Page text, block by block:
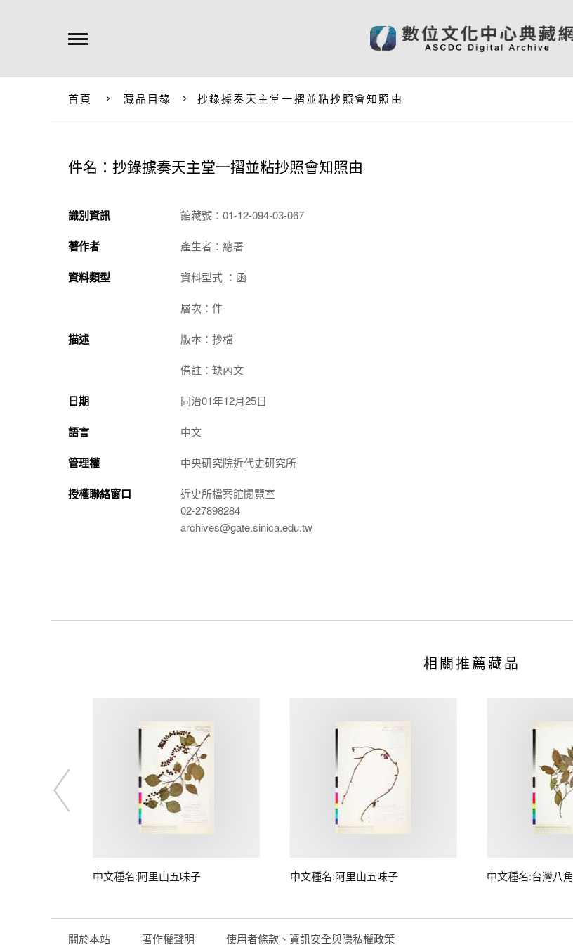
首頁 藏品目錄 抄錄據奏天主堂一摺並粘抄照會知照由
件名：抄錄據奏天主堂一摺並粘抄照會知照由
識別資訊 館藏號：01-12-094-03-067
著作者 產生者：總署
資料類型 資料型式 ：函
層次：件
描述 版本：抄檔
備註：缺內文
日期 同治01年12月25日
語言 中文
管理權 中央研究院近代史研究所
授權聯絡窗口
近史所檔案館閱覽室
02-27898284
archives@gate.sinica.edu.tw
相關推薦藏品
中文種名:阿里山五味子 中文種名:阿里山五味子 中文種名:台灣八角
關於本站 著作權聲明 使用者條款、資訊安全與隱私權政策